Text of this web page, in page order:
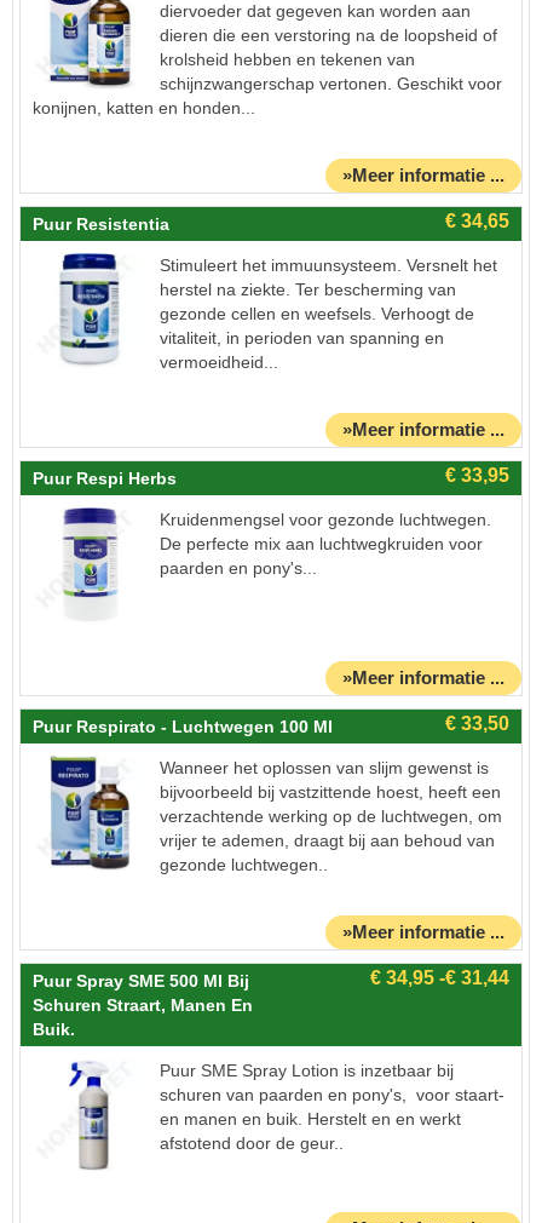
diervoeder dat gegeven kan worden aan
dieren die een verstoring na de loopsheid of
krolsheid hebben en tekenen van
schijnzwangerschap vertonen. Geschikt voor
konijnen, katten en honden...
»Meer informatie ...
Puur Resistentia
Stimuleert het immuunsysteem. Versnelt het
herstel na ziekte. Ter bescherming van
gezonde cellen en weefsels. Verhoogt de
vitaliteit, in perioden van spanning en
vermoeidheid...
»Meer informatie ...
Puur Respi Herbs
Kruidenmengsel voor gezonde luchtwegen.
De perfecte mix aan luchtwegkruiden voor
paarden en pony's...
»Meer informatie ...
Puur Respirato - Luchtwegen 100 Ml
Wanneer het oplossen van slijm gewenst is
bijvoorbeeld bij vastzittende hoest, heeft een
verzachtende werking op de luchtwegen, om
vrijer te ademen, draagt bij aan behoud van
gezonde luchtwegen..
»Meer informatie ...
Puur Spray SME 500 Ml Bij
Schuren Straart, Manen En
Buik.
Puur SME Spray Lotion is inzetbaar bij
schuren van paarden en pony's, voor staart-
en manen en buik. Herstelt en en werkt
afstotend door de geur..